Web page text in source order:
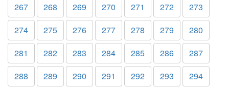
267
268 269 270 271 272
273
274
275 276 277 278 279
280
281
282 283 284 285 286
287
288
289 290 291 292 293
294